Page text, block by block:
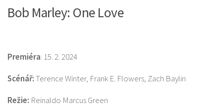
Bob Marley: One Love
Premiéra: 15. 2. 2024
Scénář:Terence Winter, Frank E. Flowers, Zach Baylin
Režie: Reinaldo Marcus Green